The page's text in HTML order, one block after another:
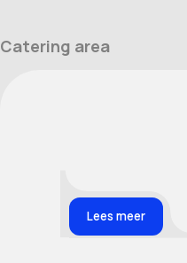
Catering area
Lees meer